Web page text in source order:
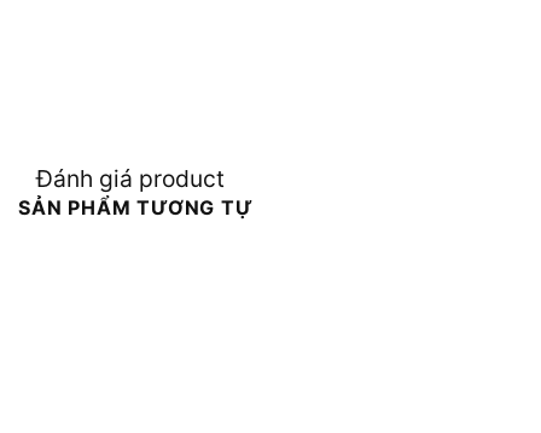
Đánh giá product
SẢN PHẨM TƯƠNG TỰ